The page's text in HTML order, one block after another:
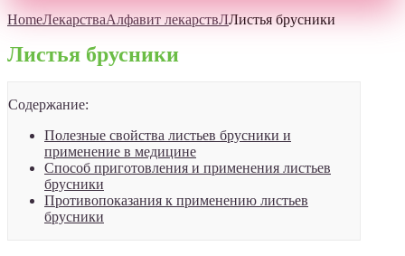
HomeЛекарстваАлфавит лекарствЛЛистья брусники
Листья брусники
Содержание:
Полезные свойства листьев брусники и
применение в медицине
Способ приготовления и применения листьев
брусники
Противопоказания к применению листьев
брусники